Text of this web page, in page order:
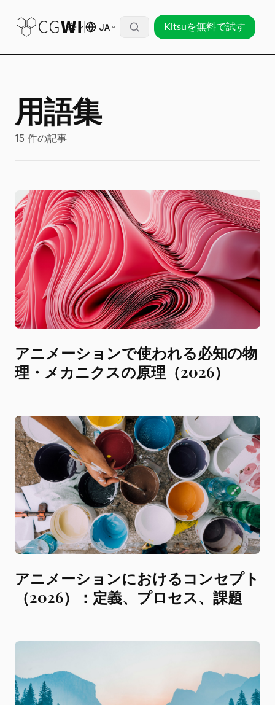
JA Kitsuを無料で試す
用語集
15 件の記事
アニメーションで使われる必知の物
理・メカニクスの原理（2026）
アニメーションにおけるコンセプト
（2026）：定義、プロセス、課題